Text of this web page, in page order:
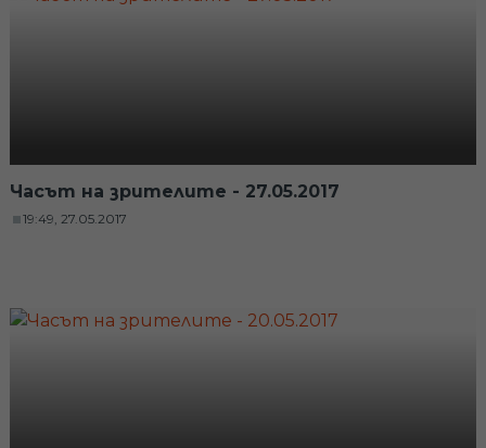
Часът на зрителите - 27.05.2017
19:49, 27.05.2017